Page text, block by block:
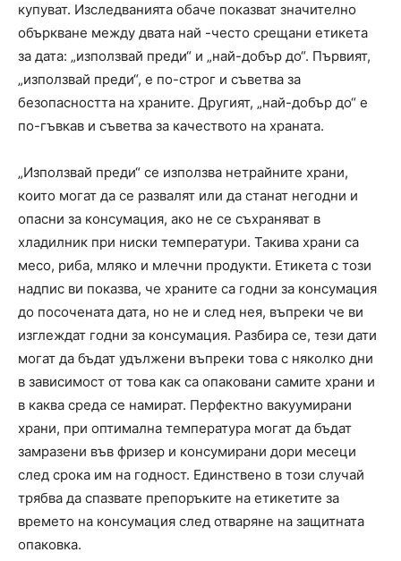
купуват. Изследванията обаче показват значително
объркване между двата най -често срещани етикета
за дата: „използвай преди“ и „най-добър до“. Първият,
„използвай преди“, е по-строг и съветва за
безопасността на храните. Другият, „най-добър до“ е
по-гъвкав и съветва за качеството на храната.
„Използвай преди“ се използва нетрайните храни,
които могат да се развалят или да станат негодни и
опасни за консумация, ако не се съхраняват в
хладилник при ниски температури. Такива храни са
месо, риба, мляко и млечни продукти. Етикета с този
надпис ви показва, че храните са годни за консумация
до посочената дата, но не и след нея, въпреки че ви
изглеждат годни за консумация. Разбира се, тези дати
могат да бъдат удължени въпреки това с няколко дни
в зависимост от това как са опаковани самите храни и
в каква среда се намират. Перфектно вакуумирани
храни, при оптимална температура могат да бъдат
замразени във фризер и консумирани дори месеци
след срока им на годност. Единствено в този случай
трябва да спазвате препоръките на етикетите за
времето на консумация след отваряне на защитната
опаковка.